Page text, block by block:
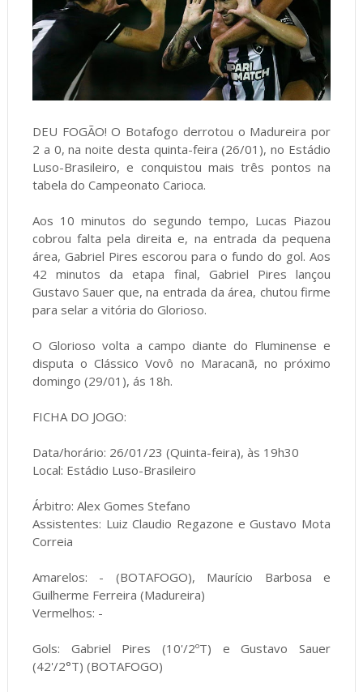
DEU FOGÃO! O Botafogo derrotou o Madureira por
2 a 0, na noite desta quinta-feira (26/01), no Estádio
Luso-Brasileiro, e conquistou mais três pontos na
tabela do Campeonato Carioca.
Aos 10 minutos do segundo tempo, Lucas Piazou
cobrou falta pela direita e, na entrada da pequena
área, Gabriel Pires escorou para o fundo do gol. Aos
42 minutos da etapa final, Gabriel Pires lançou
Gustavo Sauer que, na entrada da área, chutou firme
para selar a vitória do Glorioso.
O Glorioso volta a campo diante do Fluminense e
disputa o Clássico Vovô no Maracanã, no próximo
domingo (29/01), ás 18h.
FICHA DO JOGO:
Data/horário: 26/01/23 (Quinta-feira), às 19h30
Local: Estádio Luso-Brasileiro
Árbitro: Alex Gomes Stefano
Assistentes: Luiz Claudio Regazone e Gustavo Mota
Correia
Amarelos: - (BOTAFOGO), Maurício Barbosa e
Guilherme Ferreira (Madureira)
Vermelhos: -
Gols: Gabriel Pires (10'/2ºT) e Gustavo Sauer
(42'/2°T) (BOTAFOGO)